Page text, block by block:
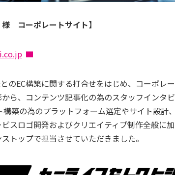
コーポレートサイト】
のEC構築に関する打合せをはじめ、コーポレ
ら、コンテンツ記事化の為のスタッフインタ
構築の為のプラットフォーム選定やサイト設計
スロゴ開発およびクリエイティブ制作全般に
トップで担当させていただきました。